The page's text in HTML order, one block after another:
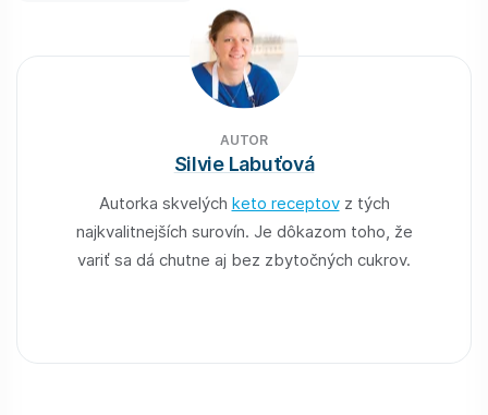
AUTOR
Silvie Labuťová
Autorka skvelých keto receptovz tých
najkvalitnejších surovín. Je dôkazom toho, že
variť sa dá chutne aj bez zbytočných cukrov.